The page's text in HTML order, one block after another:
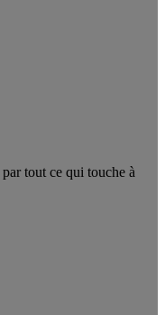
tout ce qui touche à